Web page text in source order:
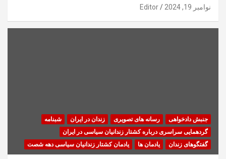
نوامبر 19, 2024 Editor
جنبش دادخواهی رسانه های تصویری زندان در ایران
شبنامه
گردهمایی سراسری درباره کشتار زندانیان سیاسی در ایران
گفتگوهای زندان
یادمان ها یادمان کشتار زندانیان سیاسی دهه شصت